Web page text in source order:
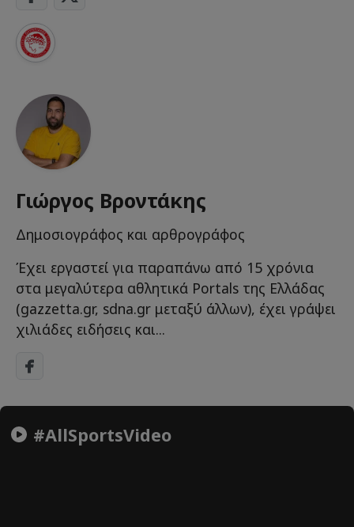
Γιώργος Βροντάκης
Δημοσιογράφος και αρθρογράφος
Έχει εργαστεί για παραπάνω από 15 χρόνια
στα μεγαλύτερα αθλητικά Portals της Ελλάδας
(gazzetta.gr, sdna.gr μεταξύ άλλων), έχει γράψει
χιλιάδες ειδήσεις και...
#AllSportsVideo